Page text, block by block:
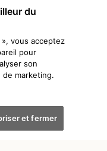
: quelle
du
vous acceptez
pour
son
marketing.
et fermer